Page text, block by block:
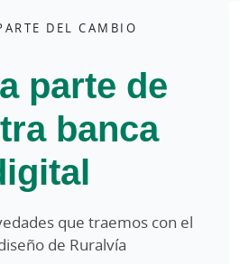
DEL CAMBIO
parte de
banca
que traemos con el
de Ruralvía